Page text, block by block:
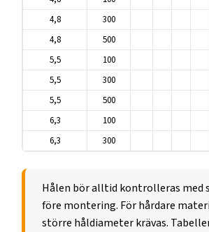
4,8
300
4,8
500
5,5
100
5,5
300
5,5
500
6,3
100
6,3
300
Hålen bör alltid kontrolleras
före montering. För hårdare
större håldiameter krävas.